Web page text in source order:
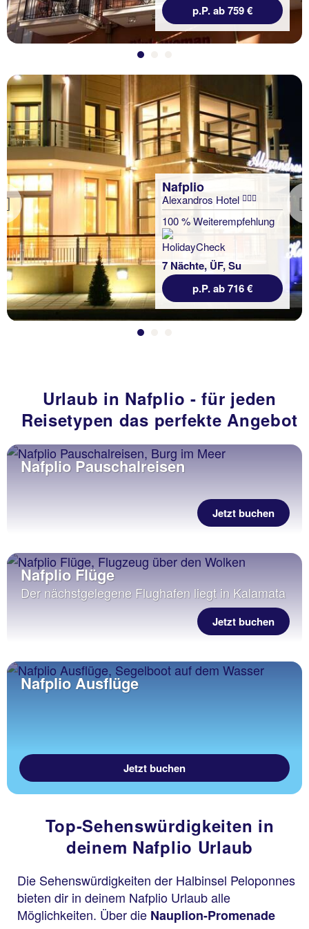
p.P. ab 759 €
Previous
Nafplio
Alexandros Hotel
100 % Weiterempfehlung
7 Nächte, ÜF, Su
p.P. ab 716 €
Urlaub in Nafplio - für jeden
Reisetypen das perfekte Angebot
Nafplio Pauschalreisen
Jetzt buchen
Nafplio Flüge
Der nächstgelegene Flughafen liegt in Kalamata
Jetzt buchen
Nafplio Ausflüge
Jetzt buchen
Top-Sehenswürdigkeiten in
deinem Nafplio Urlaub
Die Sehenswürdigkeiten der Halbinsel Peloponnes
bieten dir in deinem Nafplio Urlaub alle
Möglichkeiten. Über die Nauplion-Promenade